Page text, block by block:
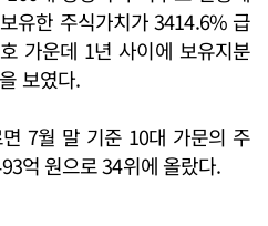
유한 주식가치가 3414.6% 급
가운데 1년 사이에 보유지분
보였다.
7월 말 기준 10대 가문의 주
억 원으로 34위에 올랐다.